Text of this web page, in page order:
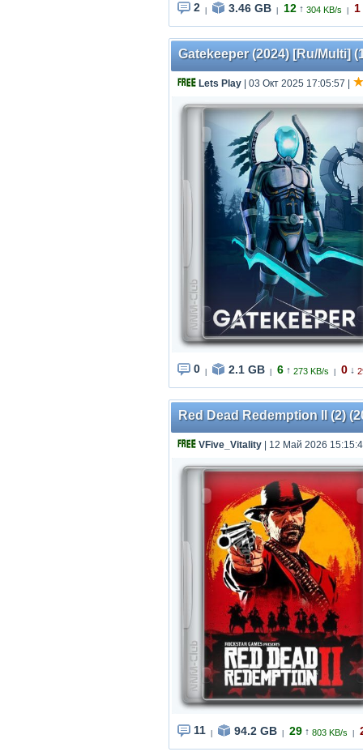
2 3.46 GB 12 ↑ 304 KB/s 1
Gatekeeper (2024) [Ru/Multi]
Lets Play | 03 Окт 2025 17:05:57
0 2.1 GB 6 ↑ 273 KB/s 0 ↓
Red Dead Redemption II (2)
VFive_Vitality | 12 Май 2026
11 94.2 GB 29 ↑ 803 KB/s